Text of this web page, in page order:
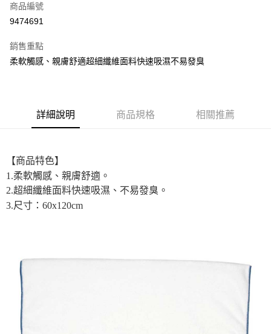
超商取貨付款
街口支付
AFTEE先享後付
【關於「AFTEE先享後付」】
AFTEE先享後付是「在收到商品之後才付款」的支付方式。 讓您購物簡單
便利好安心！
１．簡單：不需註冊會員、不需綁卡、不需儲值。
２．便利：只要手機號碼，簡訊認證，即可結帳。
３．安心：先確認商品／服務後，再付款。
２．訂單成立數日內，您將收到繳費通知簡訊。
３．收到繳費通知簡訊後14天內，點擊此簡訊中的連結，可透過四大超商／
ATM／網路銀行／等多元方式進行付款，方視為交易完成。
※ 請注意：結帳手續完成當下不需立刻繳費，但若您需要取消訂單，請聯絡
購買商品的店家。未經商家同意取消之訂單仍視為有效，需透過AFTEE先享
※ 交易是否成功請以「AFTEE先享後付 」之結帳頁面顯示為準，若有關於
ATM付款
運送方式
全家取貨付款
每筆NT$60，滿NT$699(含以上)免運費
7-11取貨付款
每筆NT$60，滿NT$699(含以上)免運費
付款後7-11取貨
商品編號
9474691
銷售重點
柔軟觸感、親膚舒適超細纖維面料快速吸濕不易發臭
詳細說明 商品規格 相關推薦
【商品特色】
1.柔軟觸感、親膚舒適。
2.超細纖維面料快速吸濕、不易發臭。
3.尺寸：60x120cm